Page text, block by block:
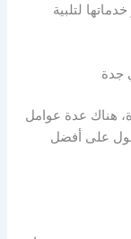
لتلبية
جدة
هناك عدة عوامل
على أفضل